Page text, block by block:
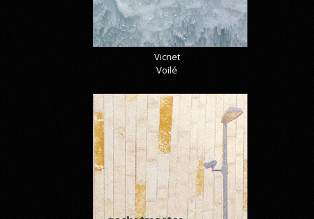
Vicnet
Voilé